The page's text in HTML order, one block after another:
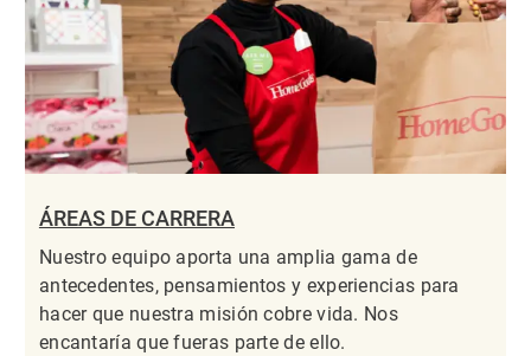
ÁREAS DE CARRERA
Nuestro equipo aporta una amplia gama de
antecedentes, pensamientos y experiencias para
hacer que nuestra misión cobre vida. Nos
encantaría que fueras parte de ello.